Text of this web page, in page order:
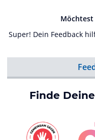
Möchtest
Super! Dein Feedback
Finde